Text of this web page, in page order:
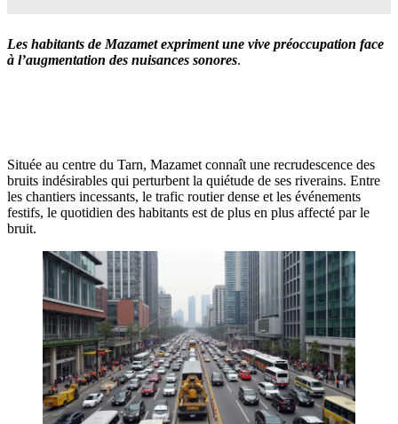
Les habitants de Mazamet expriment une vive préoccupation face
à l’augmentation des nuisances sonores.
Située au centre du Tarn, Mazamet connaît une recrudescence des
bruits indésirables qui perturbent la quiétude de ses riverains. Entre
les chantiers incessants, le trafic routier dense et les événements
festifs, le quotidien des habitants est de plus en plus affecté par le
bruit.